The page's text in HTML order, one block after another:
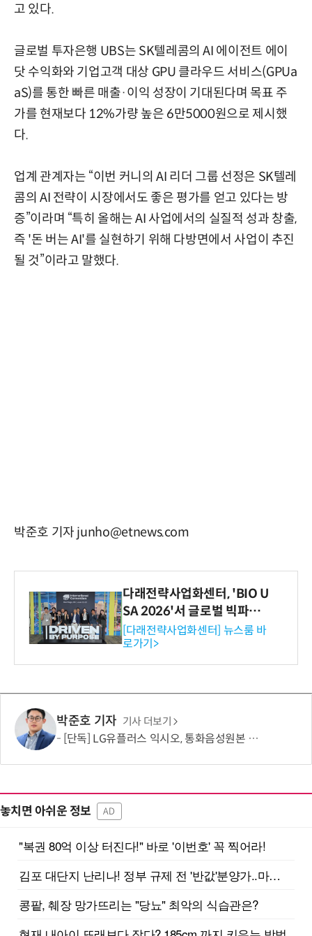
고 있다.
글로벌 투자은행 UBS는 SK텔레콤의 AI 에이전트 에이
닷 수익화와 기업고객 대상 GPU 클라우드 서비스(GPUa
aS)를 통한 빠른 매출·이익 성장이 기대된다며 목표 주
가를 현재보다 12%가량 높은 6만5000원으로 제시했
다.
업계 관계자는 “이번 커니의 AI 리더 그룹 선정은 SK텔레
콤의 AI 전략이 시장에서도 좋은 평가를 얻고 있다는 방
증”이라며 “특히 올해는 AI 사업에서의 실질적 성과 창출,
즉 '돈 버는 AI'를 실현하기 위해 다방면에서 사업이 추진
될 것”이라고 말했다.
박준호 기자 junho@etnews.com
다래전략사업화센터, 'BIO U
SA 2026'서 글로벌 빅파마
와의 비즈니스 미팅 지원…K
-바이오 해외 진출 교두보 확
보
[다래전략사업화센터] 뉴스룸 바
로가기>
박준호 기자 기사 더보기
[단독] LG유플러스 익시오, 통화음성원본 제한적 수집…보이스피싱 탐지 고도화 활용
놓치면 아쉬운 정보 AD